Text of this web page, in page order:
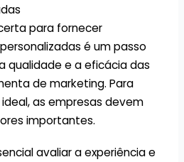
para fornecer
é um passo
qualidade e a eficácia das
de marketing. Para
as empresas devem
importantes.
avaliar a experiência e